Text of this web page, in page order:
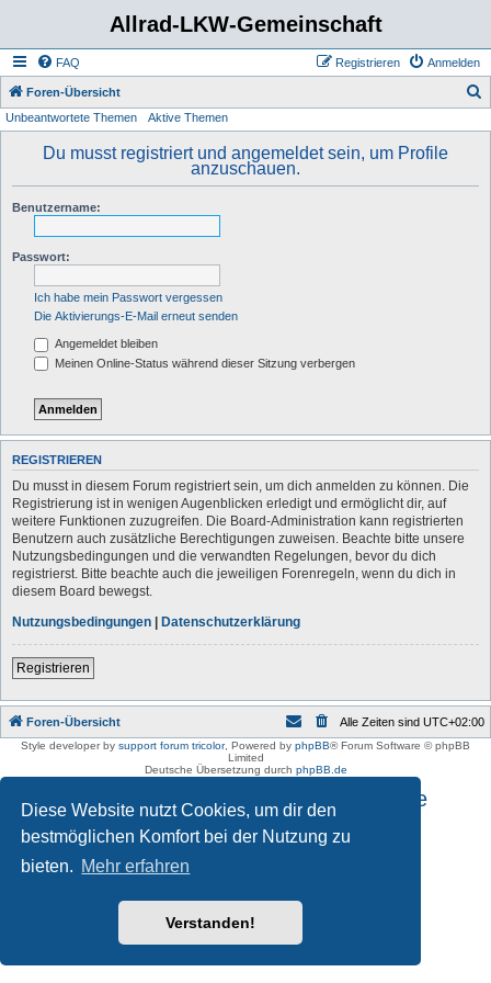
Diese Website nutzt Cookies, um dir den
bestmöglichen Komfort bei der Nutzung zu
bieten. Mehr erfahren
Verstanden!
Allrad-LKW-Gemeinschaft
FAQ Anmelden
Registrieren
Foren-Übersicht
Unbeantwortete Themen Aktive Themen
Du musst registriert und angemeldet sein, um Profile
anzuschauen.
Benutzername:
Passwort:
Ich habe mein Passwort vergessen
Die Aktivierungs-E-Mail erneut senden
Angemeldet bleiben
Meinen Online-Status während dieser Sitzung verbergen
REGISTRIEREN
Du musst in diesem Forum registriert sein, um dich anmelden zu können. Die
Registrierung ist in wenigen Augenblicken erledigt und ermöglicht dir, auf
weitere Funktionen zuzugreifen. Die Board-Administration kann registrierten
Benutzern auch zusätzliche Berechtigungen zuweisen. Beachte bitte unsere
Nutzungsbedingungen und die verwandten Regelungen, bevor du dich
registrierst. Bitte beachte auch die jeweiligen Forenregeln, wenn du dich in
diesem Board bewegst.
Nutzungsbedingungen | Datenschutzerklärung
Registrieren
Foren-Übersicht Alle Zeiten sind UTC+02:00
Style developer by support forum tricolor, Powered by phpBB® Forum Software © phpBB
Limited
Deutsche Übersetzung durch phpBB.de
Impressum und Datenschutzhinweise